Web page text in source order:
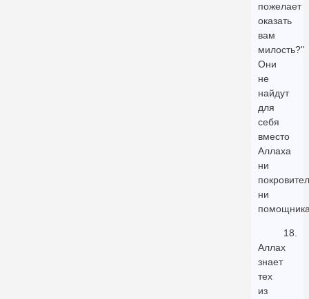
пожелает
оказать
вам
милость?"
Они
не
найдут
для
себя
вместо
Аллаха
ни
ни
18.
Аллах
знает
тех
из